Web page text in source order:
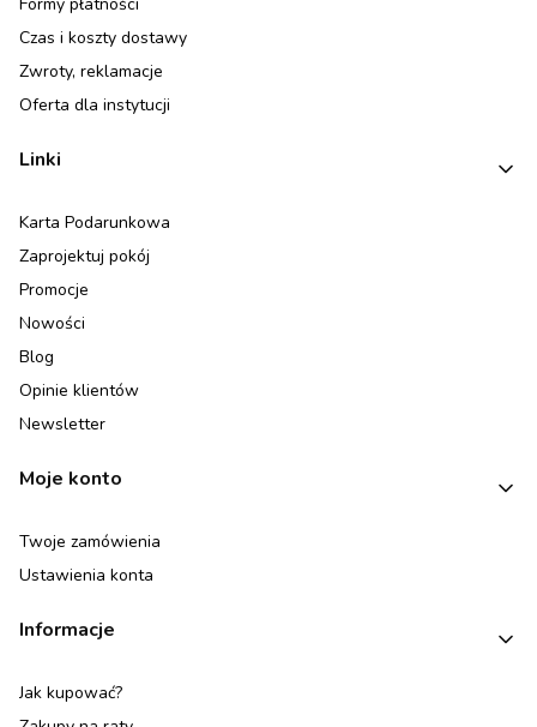
Czas i koszty dostawy
Zwroty, reklamacje
Oferta dla instytucji
Linki
Karta Podarunkowa
Zaprojektuj pokój
Promocje
Nowości
Blog
Opinie klientów
Newsletter
Moje konto
Twoje zamówienia
Ustawienia konta
Informacje
Jak kupować?